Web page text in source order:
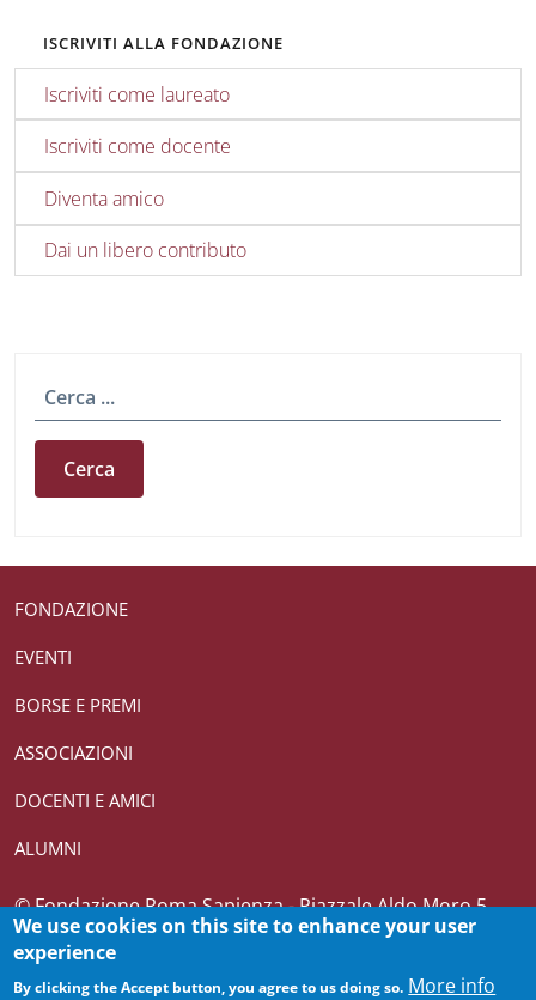
ISCRIVITI ALLA FONDAZIONE
Iscriviti come laureato
Iscriviti come docente
Diventa amico
Dai un libero contributo
Cerca
FONDAZIONE
EVENTI
BORSE E PREMI
ASSOCIAZIONI
DOCENTI E AMICI
ALUMNI
Credits
© Fondazione Roma Sapienza - Piazzale Aldo Moro 5,
00185 Roma T (+39) 06 4969 0362-0361 CF 10082271007
We use cookies on this site to enhance your user
experience
By clicking the Accept button, you agree to us doing so. More info